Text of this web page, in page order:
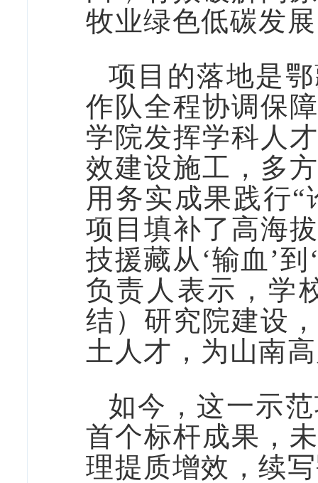
牧业绿色低碳发
项目的落地是
作队全程协调保
学院发挥学科人
效建设施工，多
用务实成果践行
项目填补了高海
技援藏从‘输血’
负责人表示，学
结）研究院建设
土人才，为山南
如今，这一示
首个标杆成果，
理提质增效，续